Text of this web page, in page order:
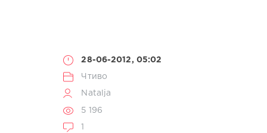
28-06-2012, 05:02
Чтиво
Natalja
5 196
1